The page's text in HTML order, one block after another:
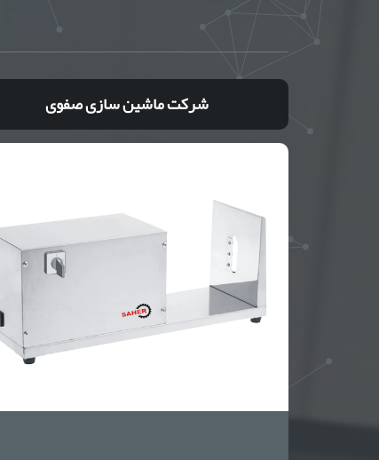
شرکت ماشین سازی صفوی